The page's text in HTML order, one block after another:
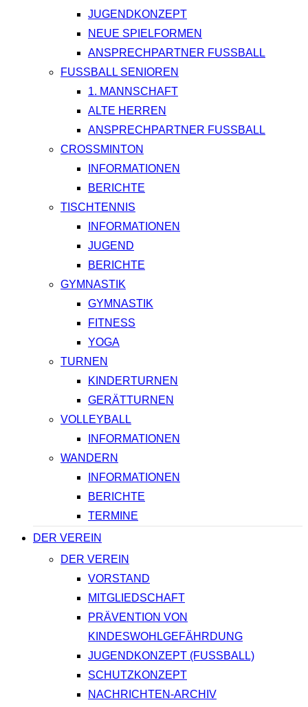
JUGENDKONZEPT
NEUE SPIELFORMEN
ANSPRECHPARTNER FUSSBALL
FUSSBALL SENIOREN
1. MANNSCHAFT
ALTE HERREN
ANSPRECHPARTNER FUSSBALL
CROSSMINTON
INFORMATIONEN
BERICHTE
TISCHTENNIS
INFORMATIONEN
JUGEND
BERICHTE
GYMNASTIK
GYMNASTIK
FITNESS
YOGA
TURNEN
KINDERTURNEN
GERÄTTURNEN
VOLLEYBALL
INFORMATIONEN
WANDERN
INFORMATIONEN
BERICHTE
TERMINE
DER VEREIN
DER VEREIN
VORSTAND
MITGLIEDSCHAFT
PRÄVENTION VON
KINDESWOHLGEFÄHRDUNG
JUGENDKONZEPT (FUSSBALL)
SCHUTZKONZEPT
NACHRICHTEN-ARCHIV